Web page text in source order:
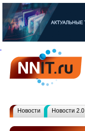
Новости Новости 2.0